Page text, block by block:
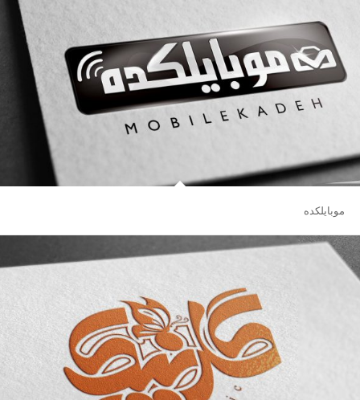
موبایلکده